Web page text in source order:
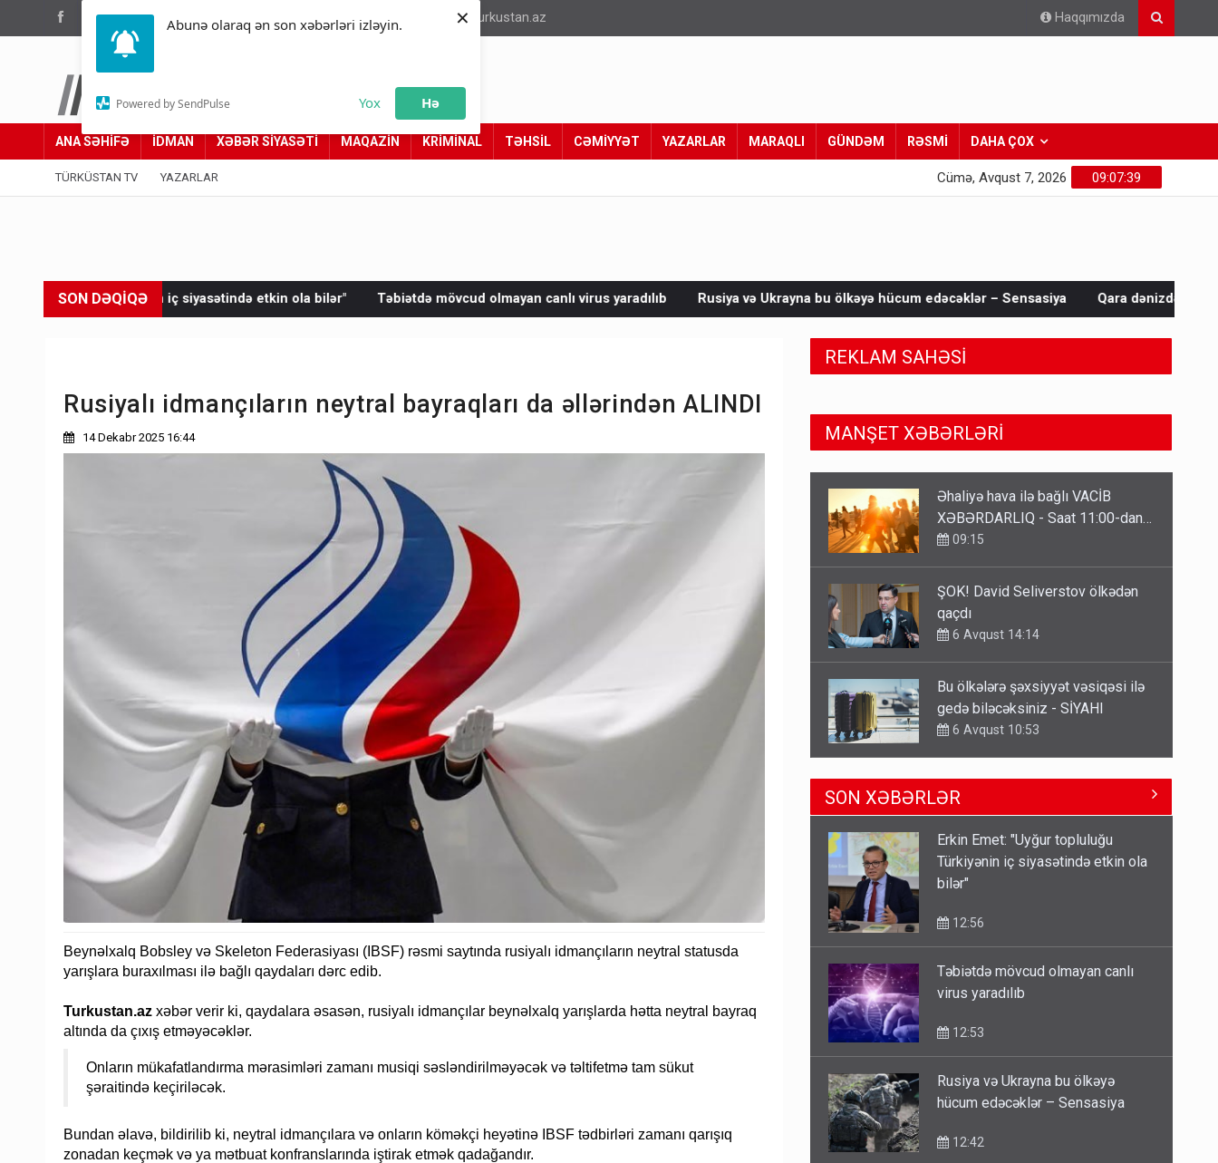
Abunə olaraq ən son xəbərləri izləyin.
Powered by SendPulse Yox Hə
×
(012) 449 94 05 info@turkustan.az Haqqımızda
Türküstan.az
Adımız yolumuzdur
ANA SƏHİFƏ İDMAN XƏBƏR SİYASƏTİ MAQAZİN KRİMİNAL TƏHSİL CƏMİYYƏT YAZARLAR MARAQLI GÜNDƏM RƏSMİ DAHA ÇOX
TÜRKÜSTAN TV YAZARLAR 09:07:41
Cümə, Avqust 7, 2026
SON DƏQİQƏ
iç siyasətində etkin ola bilər" Təbiətdə mövcud olmayan canlı virus yaradılıb Rusiya və Ukrayna bu ölkəyə hücum edəcəklər – Sensasiya Qara dənizdə azərbaycanlıların olduğu
Rusiyalı idmançıların neytral bayraqları da əllərindən ALINDI
14 Dekabr 2025 16:44
Beynəlxalq Bobsley və Skeleton Federasiyası (IBSF) rəsmi saytında rusiyalı idmançıların neytral statusda
yarışlara buraxılması ilə bağlı qaydaları dərc edib.
Turkustan.az xəbər verir ki, qaydalara əsasən, rusiyalı idmançılar beynəlxalq yarışlarda hətta neytral bayraq
altında da çıxış etməyəcəklər.
Onların mükafatlandırma mərasimləri zamanı musiqi səsləndirilməyəcək və təltifetmə tam sükut
şəraitində keçiriləcək.
Bundan əlavə, bildirilib ki, neytral idmançılara və onların köməkçi heyətinə IBSF tədbirləri zamanı qarışıq
zonadan keçmək və ya mətbuat konfranslarında iştirak etmək qadağandır.
REKLAM SAHƏSİ
MANŞET XƏBƏRLƏRİ
ŞOK! David Seliverstov ölkədən
qaçdı
6 Avqust 14:14
Bu ölkələrə şəxsiyyət vəsiqəsi ilə
gedə biləcəksiniz - SİYAHI
6 Avqust 10:53
Ərdoğana sui-qəsd planının
iştirakçısı detalları açıqladı
5 Avqust 16:56
Kartdan karta istədiyiniz qədər
köçürmə edə bilərsiniz - VİDEO
Tərtərdəki hadisənin sirri açıldı:
oğurladı
Əhaliyə hava ilə bağlı VACİB
09:15
SON XƏBƏRLƏR
Erkin Emet: "Uyğur topluluğu
Türkiyənin iç siyasətində etkin ola
bilər"
12:56
Təbiətdə mövcud olmayan canlı
virus yaradılıb
12:53
Rusiya və Ukrayna bu ölkəyə
hücum edəcəklər – Sensasiya
12:42